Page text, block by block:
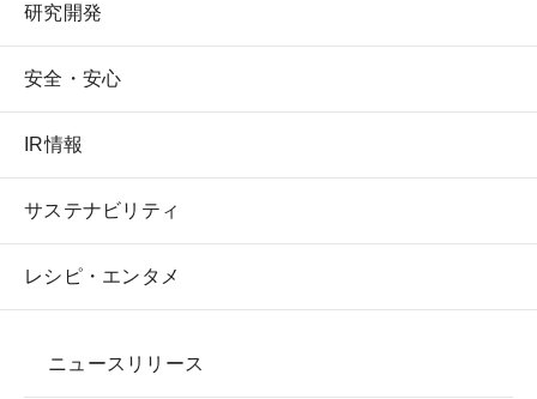
研究開発
安全・安心
IR情報
サステナビリティ
レシピ・エンタメ
ニュースリリース